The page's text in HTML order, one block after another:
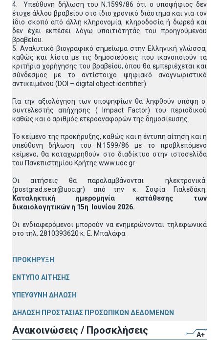
4. Υπεύθυνη δήλωση του Ν.1599/86 ότι ο υποψήφιος δεν
έτυχε άλλου βραβείου στο ίδιο χρονικό διάστημα και για τον
ίδιο σκοπό από άλλη κληρονομία, κληροδοσία ή δωρεά και
δεν έχει εκπέσει λόγω υπαιτιότητάς του προηγούμενου
βραβείου.
5. Αναλυτικό βιογραφικό σημείωμα στην Ελληνική γλώσσα,
καθώς και λίστα με τις δημοσιεύσεις που ικανοποιούν τα
κριτήρια χορήγησης του βραβείου, όπου θα εμπεριέχεται και
σύνδεσμος με το αντίστοιχο ψηφιακό αναγνωριστικό
αντικειμένου (DOI – digital object identifier).
Για την αξιολόγηση των υποψηφίων θα ληφθούν υπόψη ο
συντελεστής απήχησης ( Impact Factor) του περιοδικού
καθώς και ο αριθμός ετεροαναφορών της δημοσίευσης.
Το κείμενο της προκήρυξης, καθώς και η έντυπη αίτηση και η
υπεύθυνη δήλωση του Ν.1599/86 με το προβλεπόμενο
κείμενο, θα καταχωρηθούν στο διαδίκτυο στην ιστοσελίδα
του Πανεπιστημίου Κρήτης www.uoc.gr.
Οι αιτήσεις θα παραλαμβάνονται ηλεκτρονικά
(postgrad.secr@uoc.gr) από την κ. Σοφία Γιαλεδάκη.
Καταληκτική ημερομηνία κατάθεσης των
δικαιολογητικών η 15η Ιουνίου 2026.
Οι ενδιαφερόμενοι μπορούν να ενημερώνονται τηλεφωνικά
στο τηλ. 2810393620 κ. Ε. Μπαλάφα.
ΠΡΟΚΗΡΥΞΗ
ΕΝΤΥΠΟ ΑΙΤΗΣΗΣ
ΥΠΕΥΘΥΝΗ ΔΗΛΩΣΗ
ΔΗΛΩΣΗ ΠΡΟΣΤΑΣΙΑΣ ΠΡΟΣΩΠΙΚΩΝ ΔΕΔΟΜΕΝΩΝ
Ανακοινώσεις / Προσκλήσεις
A+